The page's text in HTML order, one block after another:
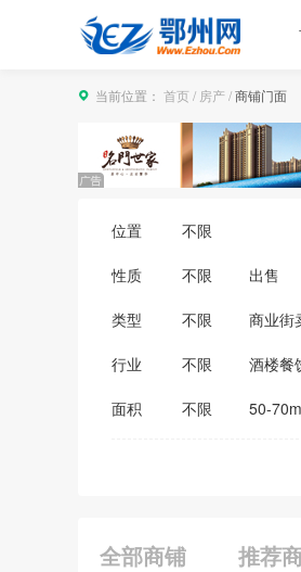
当前位置： 首页 / 房产/商铺门面
位置 不限
性质 不限 出售
类型 不限 商业街
行业 不限 酒楼餐
医药保健
面积 不限 50-
全部商铺 推荐